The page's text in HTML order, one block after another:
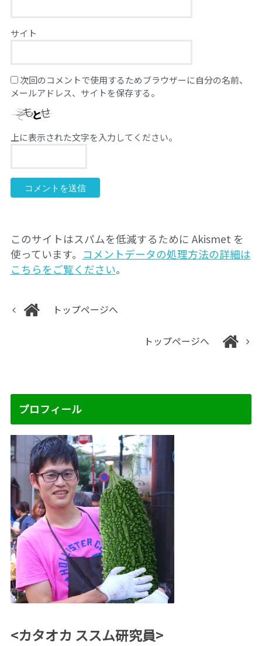
サイト
次回のコメントで使用するためブラウザーに自分の名前、
メールアドレス、サイトを保存する。
上に表示された文字を入力してください。
このサイトはスパムを低減するために Akismet を
使っています。 コメントデータの処理方法の詳細は
こちらをご覧ください。
トップページへ
トップページへ
プロフィール
<カタオカ ススム研究員>